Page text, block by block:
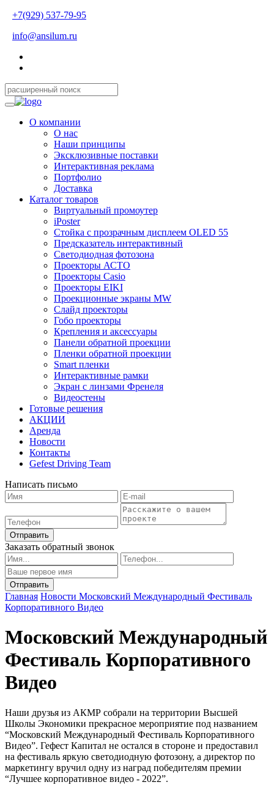
+7(929) 537-79-95
info@ansilum.ru
О компании
О нас
Наши принципы
Эксклюзивные поставки
Интерактивная реклама
Портфолио
Доставка
Каталог товаров
Виртуальный промоутер
iPoster
Стойка с прозрачным дисплеем OLED 55
Предсказатель интерактивный
Светодиодная фотозона
Проекторы АСТО
Проекторы Casio
Проекторы EIKI
Проекционные экраны MW
Слайд проекторы
Гобо проекторы
Крепления и аксессуары
Панели обратной проекции
Пленки обратной проекции
Smart пленки
Интерактивные рамки
Экран с линзами Френеля
Видеостены
Готовые решения
АКЦИИ
Аренда
Новости
Контакты
Gefest Driving Team
Написать письмо
Отправить
Заказать обратный звонок
Главная Новости Московский Международный Фестиваль
Корпоративного Видео
Московский Международный
Фестиваль Корпоративного
Видео
Наши друзья из АКМР собрали на территории Высшей
Школы Экономики прекрасное мероприятие под названием
“Московский Международный Фестиваль Корпоративного
Видео”. Гефест Капитал не остался в стороне и предоставил
на фестиваль яркую светодиодную фотозону, а директор по
маркетингу вручил одну из наград победителям премии
“Лучшее корпоративное видео - 2022”.